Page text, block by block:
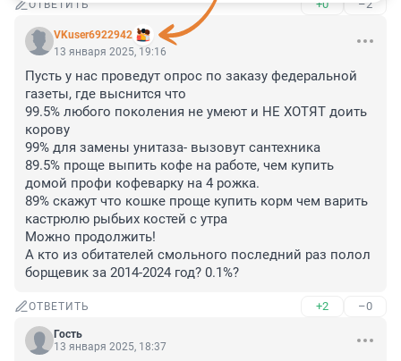
ОТВЕТИТЬ +0 –2
VKuser6922942
13 января 2025, 19:16
Пусть у нас проведут опрос по заказу федеральной
газеты, где выснится что
99.5% любого поколения не умеют и НЕ ХОТЯТ доить
корову
99% для замены унитаза- вызовут сантехника
89.5% проще выпить кофе на работе, чем купить
домой профи кофеварку на 4 рожка.
89% скажут что кошке проще купить корм чем варить
кастрюлю рыбьих костей с утра
Можно продолжить!
А кто из обитателей смольного последний раз полол
борщевик за 2014-2024 год? 0.1%?
ОТВЕТИТЬ +2 –0
Гость
13 января 2025, 18:37